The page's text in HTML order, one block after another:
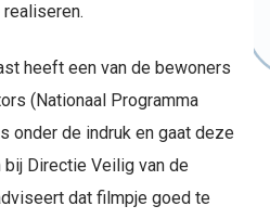
heeft een van de bewoners
(Nationaal Programma
onder de indruk en gaat deze
Directie Veilig van de
dat filmpje goed te